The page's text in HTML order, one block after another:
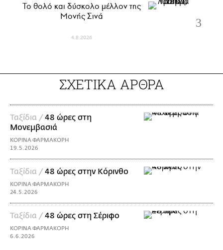
Το θολό και δύσκολο μέλλον της
Μονής Σινά
4.8.2026
ΣΧΕΤΙΚΑ ΑΡΘΡΑ
Ταξίδια /48 ώρες στη
Μονεμβασιά
ΚΟΡΙΝΑ ΦΑΡΜΑΚΟΡΗ
19.5.2026
Ταξίδια /48 ώρες στην Κόρινθο
ΚΟΡΙΝΑ ΦΑΡΜΑΚΟΡΗ
24.5.2026
Ταξίδια /48 ώρες στη Σέριφο
ΚΟΡΙΝΑ ΦΑΡΜΑΚΟΡΗ
6.6.2026